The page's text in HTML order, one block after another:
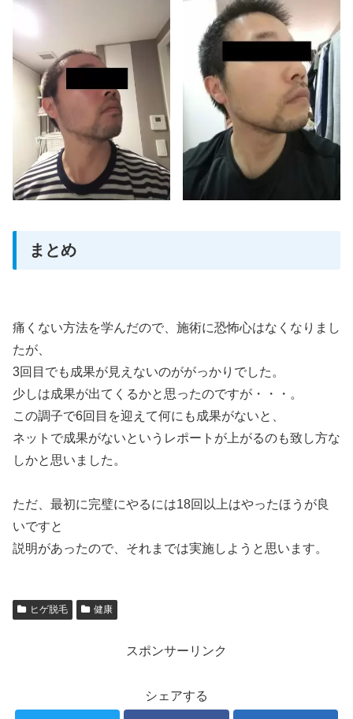
まとめ
痛くない方法を学んだので、施術に恐怖心はなくなりまし
たが、
3回目でも成果が見えないのががっかりでした。
少しは成果が出てくるかと思ったのですが・・・。
この調子で6回目を迎えて何にも成果がないと、
ネットで成果がないというレポートが上がるのも致し方な
しかと思いました。
ただ、最初に完璧にやるには18回以上はやったほうが良
いですと
説明があったので、それまでは実施しようと思います。
ヒゲ脱毛 健康
スポンサーリンク
シェアする